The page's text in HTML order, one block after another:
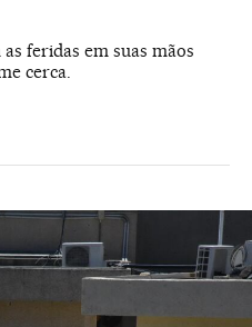
feridas em suas mãos
cerca.